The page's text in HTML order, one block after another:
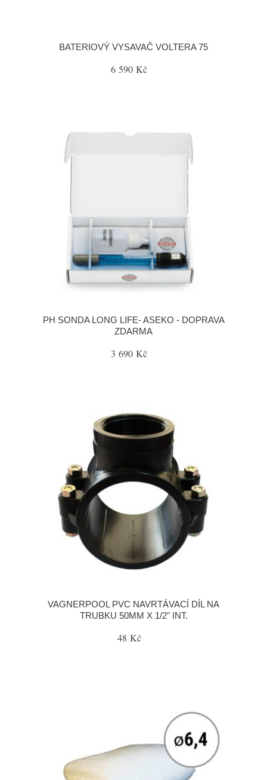
BATERIOVÝ VYSAVAČ VOLTERA 75
6 590 Kč
PH SONDA LONG LIFE- ASEKO - DOPRAVA
ZDARMA
3 690 Kč
VAGNERPOOL PVC NAVRTÁVACÍ DÍL NA
TRUBKU 50MM X 1/2" INT.
48 Kč